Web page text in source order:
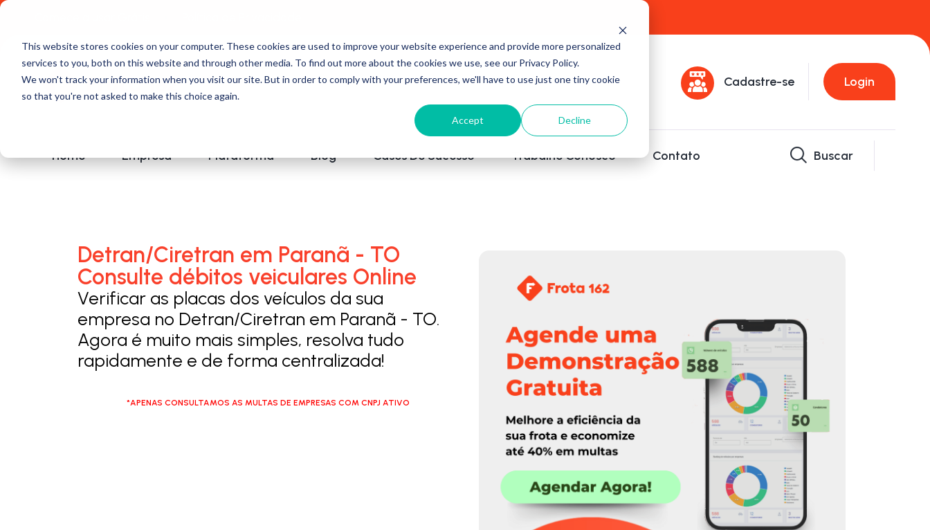
This website stores cookies on your computer. These cookies are used to improve your website experience and provide more personalized
services to you, both on this website and through other media. To find out more about the cookies we use, see our Privacy Policy.
We won't track your information when you visit our site. But in order to comply with your preferences, we'll have to use just one tiny cookie
so that you're not asked to make this choice again.
Accept Decline
Cadastre-se Login
Home Empresa Plataforma Blog Cases De Sucesso Trabalhe Conosco Contato Buscar
Detran/Ciretran em Paranã - TO
Consulte débitos veiculares Online
Verificar as placas dos veículos da sua
empresa no Detran/Ciretran em Paranã - TO.
Agora é muito mais simples, resolva tudo
rapidamente e de forma centralizada!
*APENAS CONSULTAMOS AS MULTAS DE EMPRESAS COM CNPJ ATIVO